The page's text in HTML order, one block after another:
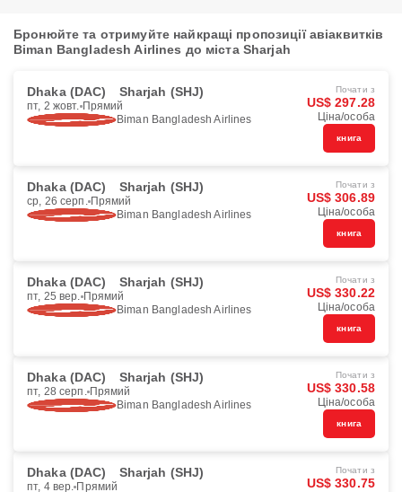
Бронюйте та отримуйте найкращі пропозиції авіаквитків
Biman Bangladesh Airlines до міста Sharjah
Dhaka (DAC) Sharjah (SHJ)
пт, 2 жовт. Прямий
Biman Bangladesh Airlines
Почати з
US$ 297.28
Ціна/особа
книга
Dhaka (DAC) Sharjah (SHJ)
ср, 26 серп. Прямий
Biman Bangladesh Airlines
Почати з
US$ 306.89
Ціна/особа
книга
Dhaka (DAC) Sharjah (SHJ)
пт, 25 вер. Прямий
Biman Bangladesh Airlines
Почати з
US$ 330.22
Ціна/особа
книга
Dhaka (DAC) Sharjah (SHJ)
пт, 28 серп. Прямий
Biman Bangladesh Airlines
Почати з
US$ 330.58
Ціна/особа
книга
Dhaka (DAC) Sharjah (SHJ)
пт, 4 вер. Прямий
Почати з
US$ 330.75